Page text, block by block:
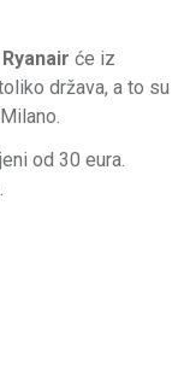
Ryanair će iz
država, a to su
od 30 eura.